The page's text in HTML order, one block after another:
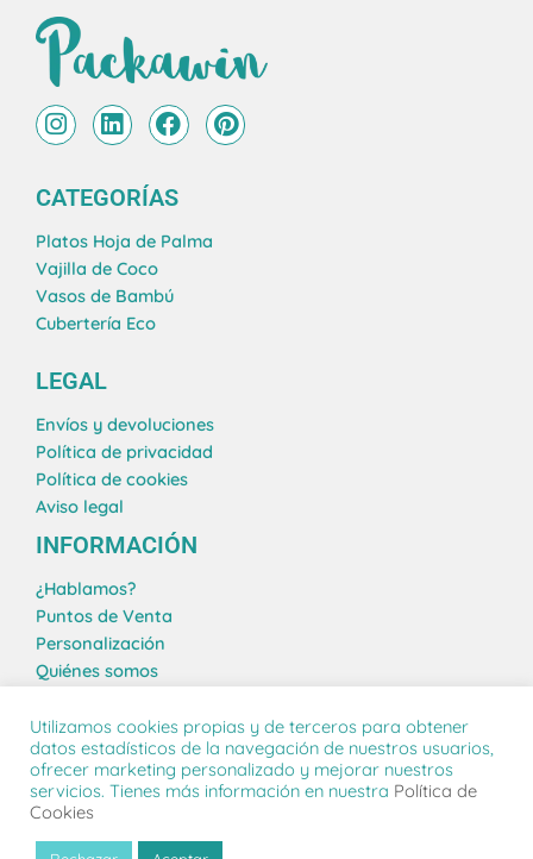
I
n
t
a
g
r
a
m
L
i
k
e
d
i
n
F
a
e
b
o
k
P
i
CATEGORÍAS
Platos Hoja de Palma
Vajilla de Coco
Vasos de Bambú
Cubertería Eco
LEGAL
Envíos y devoluciones
Política de privacidad
Política de cookies
Aviso legal
INFORMACIÓN
¿Hablamos?
Puntos de Venta
Personalización
Quiénes somos
PACKAWIN 24 S.L. © 2026 | Todos los derechos reservados
Utilizamos cookies propias y de terceros para obtener
datos estadísticos de la navegación de nuestros usuarios,
ofrecer marketing personalizado y mejorar nuestros
servicios. Tienes más información en nuestra Política de
Cookies